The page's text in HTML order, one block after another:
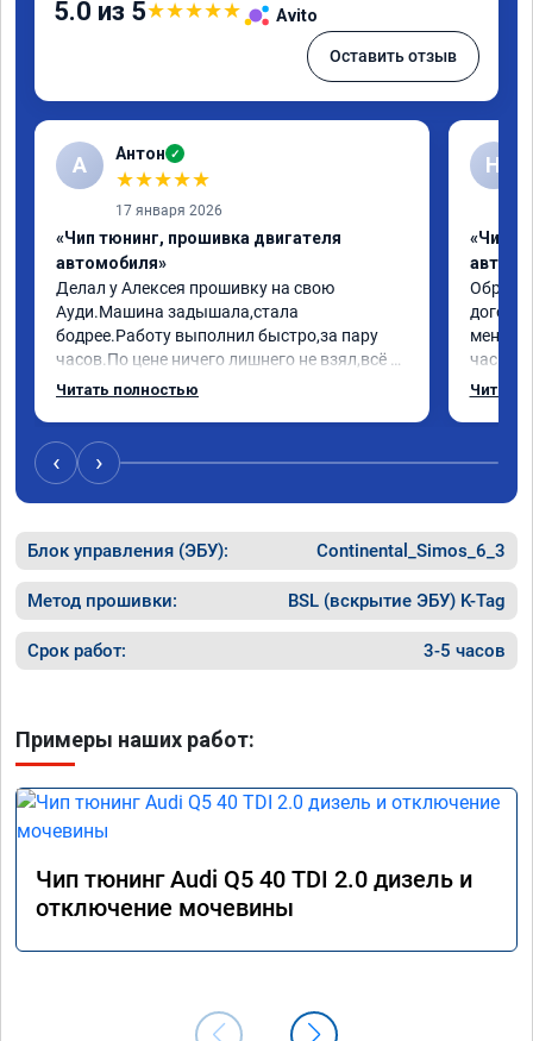
5.0 из 5★★★★★ Avito
Оставить отзыв
А Антон ✓
★★★★★
17 января 2026
«Чип тюнинг, прошивка двигателя
автомобиля»
Делал у Алексея прошивку на свою
Ауди.Машина задышала,стала
бодрее.Работу выполнил быстро,за пару
часов.По цене ничего лишнего не взял,всё
как договаривались заранее.После работы
случае поломки авто.Однозначно
рекомендую Алексея как грамотного
специалиста!
Читать полностью
Н
«Чип
меня
час
Арман
Читать
‹ ›
Блок управления (ЭБУ): Continental_Simos_6_3
Метод прошивки: BSL (вскрытие ЭБУ) K-Tag
Срок работ: 3-5 часов
Примеры наших работ:
Чип тюнинг Audi Q5 40 TDI 2.0 дизель и
отключение мочевины